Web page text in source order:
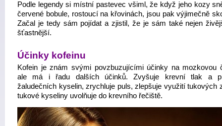
Podle legendy si místní pastevec všiml, že když jeho kozy
červené bobule, rostoucí na křovinách, jsou pak výjimečně
Začal je tedy sám pojídat a zjistil, že je sám také nejen
šťastnější.
Účinky kofeinu
Kofein je znám svými povzbuzujícími účinky na mozkovou
ale má i řadu dalších účinků. Zvyšuje krevní tlak a
žaludečních kyselin, zrychluje puls, zlepšuje využití tukových
tukové kyseliny uvolňuje do krevního řečiště.